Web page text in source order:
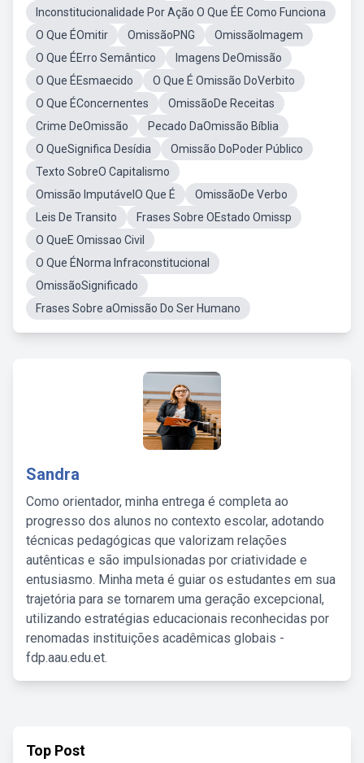
Inconstitucionalidade Por Ação O Que ÉE Como Funciona
O Que ÉOmitir
OmissãoPNG
OmissãoImagem
O Que ÉErro Semântico
Imagens DeOmissão
O Que ÉEsmaecido
O Que É Omissão DoVerbito
O Que ÉConcernentes
OmissãoDe Receitas
Crime DeOmissão
Pecado DaOmissão Bíblia
O QueSignifica Desídia
Omissão DoPoder Público
Texto SobreO Capitalismo
Omissão ImputávelO Que É
OmissãoDe Verbo
Leis De Transito
Frases Sobre OEstado Omissp
O QueE Omissao Civil
O Que ÉNorma Infraconstitucional
OmissãoSignificado
Frases Sobre aOmissão Do Ser Humano
Sandra
Como orientador, minha entrega é completa ao
progresso dos alunos no contexto escolar, adotando
técnicas pedagógicas que valorizam relações
autênticas e são impulsionadas por criatividade e
entusiasmo. Minha meta é guiar os estudantes em sua
trajetória para se tornarem uma geração excepcional,
utilizando estratégias educacionais reconhecidas por
renomadas instituições acadêmicas globais -
fdp.aau.edu.et.
Top Post